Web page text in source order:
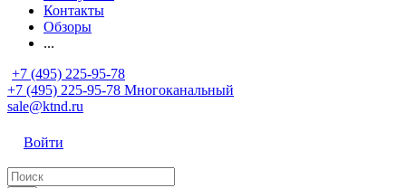
Контакты
Обзоры
...
+7 (495) 225-95-78
+7 (495) 225-95-78 Многоканальный
sale@ktnd.ru
Войти